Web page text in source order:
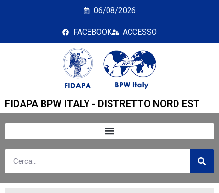
06/08/2026
FACEBOOK ACCESSO
FIDAPA BPW ITALY - DISTRETTO NORD EST